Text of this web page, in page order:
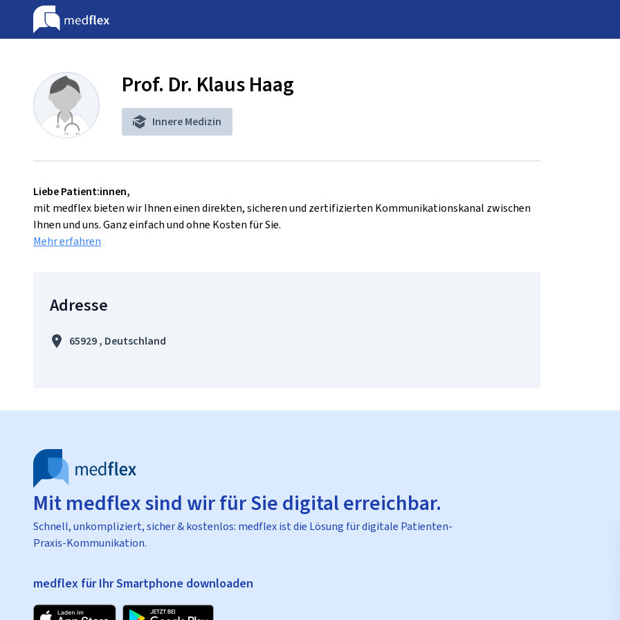
Prof. Dr. Klaus Haag
Innere Medizin
Liebe Patient:innen,
mit medflex bieten wir Ihnen einen direkten, sicheren und zertifizierten Kommunikationskanal zwischen
Ihnen und uns. Ganz einfach und ohne Kosten für Sie.
Mehr erfahren
Adresse
65929 , Deutschland
Mit medflex sind wir für Sie digital erreichbar.
Schnell, unkompliziert, sicher & kostenlos: medflex ist die Lösung für digitale Patienten-
Praxis-Kommunikation.
medflex für Ihr Smartphone downloaden